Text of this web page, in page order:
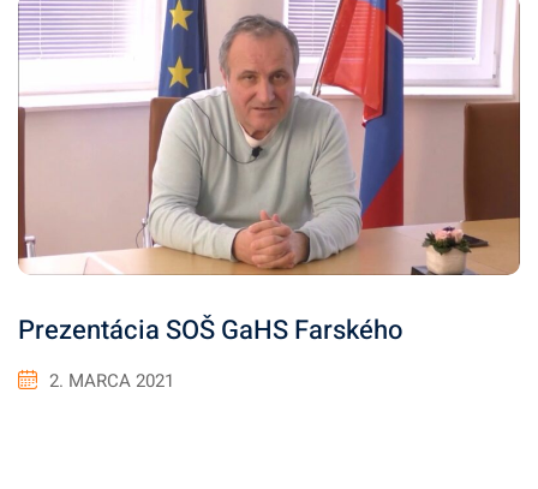
Prezentácia SOŠ GaHS Farského
2. MARCA 2021